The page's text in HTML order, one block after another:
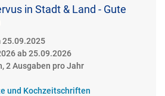
in Stadt & Land - Gute
25.09.2025
ab 25.09.2026
2 Ausgaben pro Jahr
und Kochzeitschriften